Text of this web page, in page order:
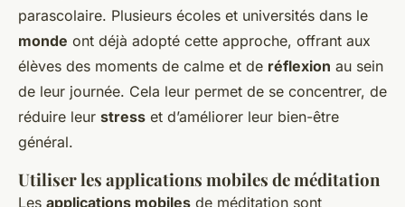
parascolaire. Plusieurs écoles et universités dans le
monde ont déjà adopté cette approche, offrant aux
élèves des moments de calme et de réflexion au sein
de leur journée. Cela leur permet de se concentrer, de
réduire leur stress et d’améliorer leur bien-être
général.
Utiliser les applications mobiles de méditation
Les applications mobiles de méditation sont